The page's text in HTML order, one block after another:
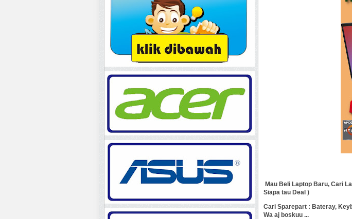
Mau Beli Laptop Baru, Cari
Siapa tau Deal )
Cari Sparepart : Bateray,
Wa aj boskuu ...